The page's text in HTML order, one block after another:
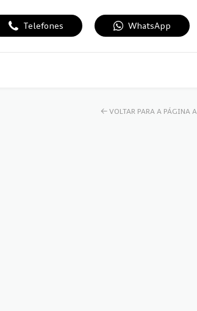
Telefones WhatsApp
← VOLTAR PARA A PÁGINA